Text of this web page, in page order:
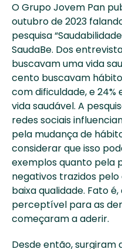
O Grupo Jovem Pan
outubro de 2023
pesquisa
SaudaBe. Dos
buscavam uma vida
cento buscavam
com dificuldade, e
vida saudável. A
redes sociais
pela mudança de
considerar que isso
exemplos quanto pela
negativos trazidos
baixa qualidade. Fato
perceptível para as
começaram a aderir.
Desde então, surgiram